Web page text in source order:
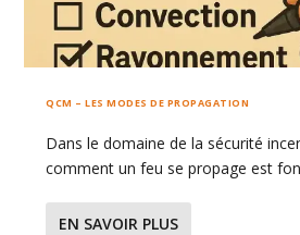
QCM – LES MODES DE PROPAGATION
Dans le domaine de la sécurité
comment un feu se propage est
EN SAVOIR PLUS